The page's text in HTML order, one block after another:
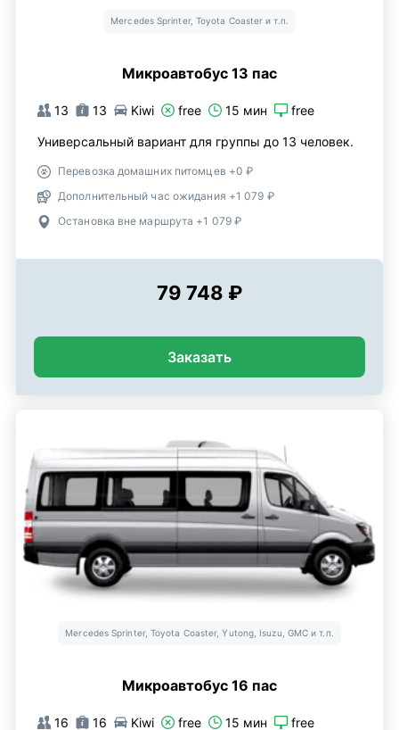
Mercedes Sprinter, Toyota Coaster и т.п.
Микроавтобус 13 пас
13 13 Kiwi free 15 мин free
Универсальный вариант для группы до 13 человек.
Перевозка домашних питомцев +0 ₽
Дополнительный час ожидания +1 079 ₽
Остановка вне маршрута +1 079 ₽
79 748 ₽
Заказать
Mercedes Sprinter, Toyota Coaster, Yutong, Isuzu, GMC и т.п.
Микроавтобус 16 пас
16 16 Kiwi free 15 мин free